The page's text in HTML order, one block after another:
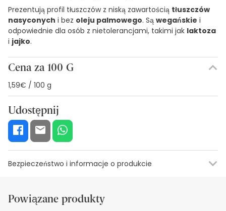
Prezentują profil tłuszczów z niską zawartością tłuszczów
nasyconych i bez oleju palmowego. Są wegańskie i
odpowiednie dla osób z nietolerancjami, takimi jak laktoza
i jajko.
Cena za 100 G
1,59€ / 100 g
Udostępnij
Bezpieczeństwo i informacje o produkcie
Zasoby bezpieczeństwa wizualnego
Powiązane produkty